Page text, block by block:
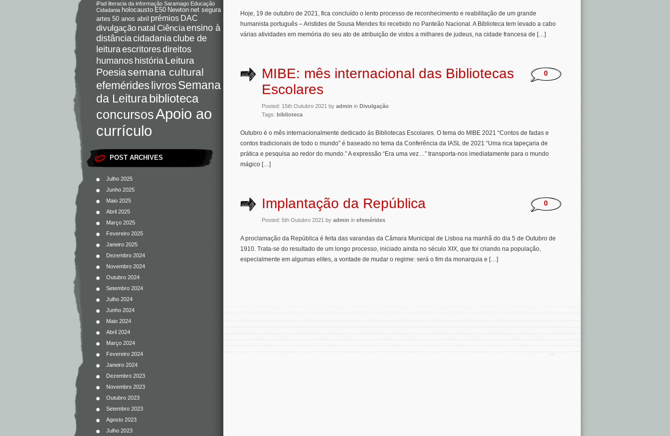
iPad literacia da informação Saramago Educação
Cidadania holocausto E50 Newton net segura
artes 50 anos abril prémios DAC
divulgação natal Ciênciaensino à
distânciacidadaniaclube de
leituraescritoresdireitos
humanoshistória Leitura
Poesiasemana cultural
efemérideslivrosSemana
da Leiturabiblioteca
concursosApoio ao
currículo
POST ARCHIVES
Julho 2025
Junho 2025
Maio 2025
Abril 2025
Março 2025
Fevereiro 2025
Janeiro 2025
Dezembro 2024
Novembro 2024
Outubro 2024
Setembro 2024
Julho 2024
Junho 2024
Maio 2024
Abril 2024
Março 2024
Fevereiro 2024
Janeiro 2024
Dezembro 2023
Novembro 2023
Outubro 2023
Setembro 2023
Agosto 2023
Julho 2023
Hoje, 19 de outubro de 2021, fica concluído o lento processo de reconhecimento e reabilitação de um grande
humanista português – Aristides de Sousa Mendes foi recebido no Panteão Nacional. A Biblioteca tem levado a cabo
várias atividades em memória do seu ato de atribuição de vistos a milhares de judeus, na cidade francesa de […]
MIBE: mês internacional das Bibliotecas
Escolares
Posted: 15th Outubro 2021 by admin in Divulgação
Tags: biblioteca
0
Outubro é o mês internacionalmente dedicado ás Bibliotecas Escolares. O tema do MIBE 2021 “Contos de fadas e
contos tradicionais de todo o mundo” é baseado no tema da Conferência da IASL de 2021 “Uma rica tapeçaria de
prática e pesquisa ao redor do mundo.” A expressão “Era uma vez…” transporta-nos imediatamente para o mundo
mágico […]
Implantação da República
Posted: 5th Outubro 2021 by admin in efemérides
0
A proclamação da República é feita das varandas da Câmara Municipal de Lisboa na manhã do dia 5 de Outubro de
1910. Trata-se do resultado de um longo processo, iniciado ainda no século XIX, que foi criando na população,
especialmente em algumas elites, a vontade de mudar o regime: será o fim da monarquia e […]